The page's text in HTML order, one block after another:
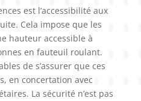
est l’accessibilité aux
Cela impose que les
hauteur accessible à
en fauteuil roulant.
de s’assurer que ces
en concertation avec
La sécurité n’est pas